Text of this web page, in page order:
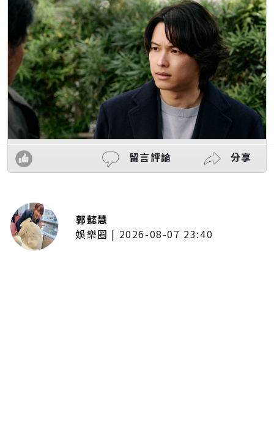
留言評論 分享
郭懿慧
娛樂圈 | 2026-08-07 23:40